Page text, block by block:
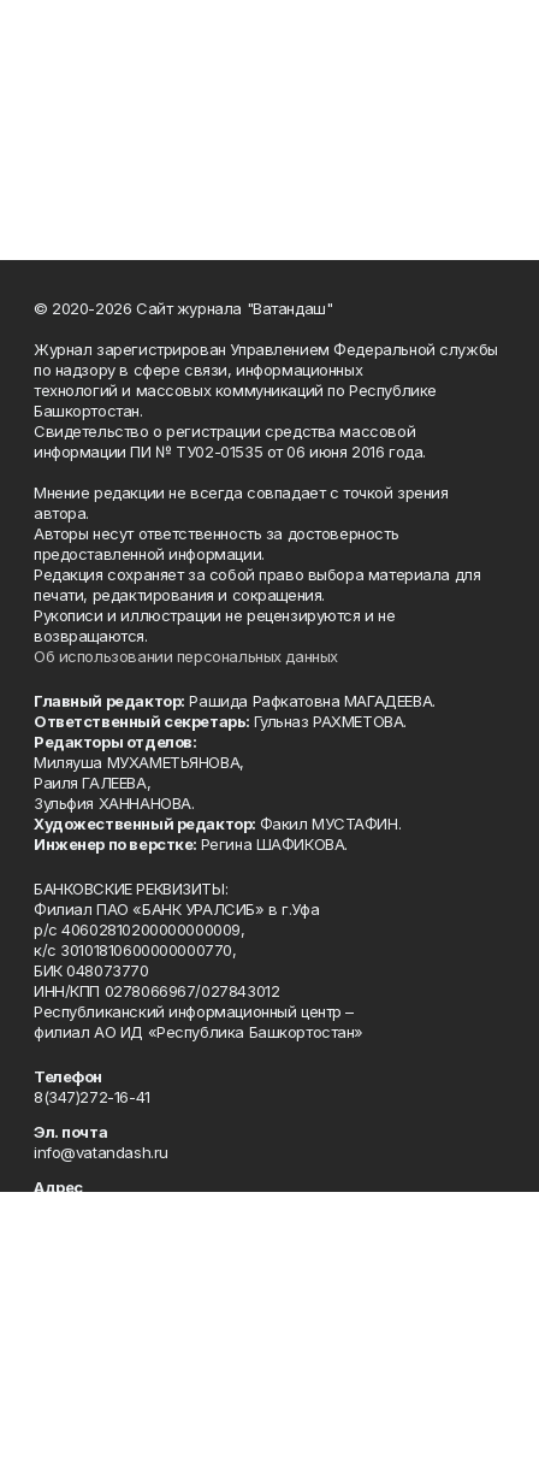
© 2020-2026 Сайт журнала "Ватандаш"
Журнал зарегистрирован Управлением Федеральной службы
по надзору в сфере связи, информационных
технологий и массовых коммуникаций по Республике
Башкортостан.
Свидетельство о регистрации средства массовой
информации ПИ № ТУ02-01535 от 06 июня 2016 года.
Мнение редакции не всегда совпадает с точкой зрения
автора.
Авторы несут ответственность за достоверность
предоставленной информации.
Редакция сохраняет за собой право выбора материала для
печати, редактирования и сокращения.
Рукописи и иллюстрации не рецензируются и не
возвращаются.
Об использовании персональных данных
Главный редактор: Рашида Рафкатовна МАГАДЕЕВА.
Ответственный секретарь: Гульназ РАХМЕТОВА.
Редакторы отделов:
Миляуша МУХАМЕТЬЯНОВА,
Раиля ГАЛЕЕВА,
Зульфия ХАННАНОВА.
Художественный редактор: Факил МУСТАФИН.
Инженер по верстке: Регина ШАФИКОВА.
БАНКОВСКИЕ РЕКВИЗИТЫ:
Филиал ПАО «БАНК УРАЛСИБ» в г.Уфа
р/с 40602810200000000009,
к/с 30101810600000000770,
БИК 048073770
ИНН/КПП 0278066967/027843012
Республиканский информационный центр –
филиал АО ИД «Республика Башкортостан»
Телефон
8(347)272-16-41
Эл. почта
info@vatandash.ru
Адрес